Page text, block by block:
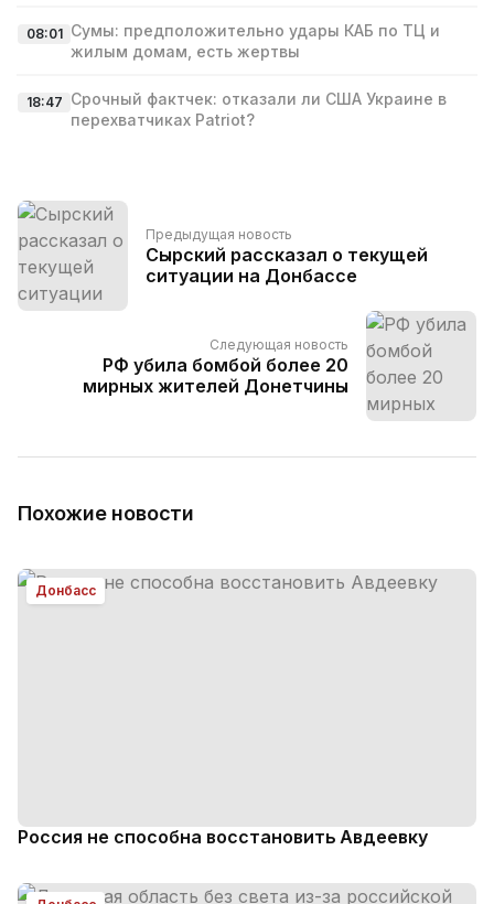
08:01 Сумы: предположительно удары КАБ по ТЦ и
жилым домам, есть жертвы
18:47 Срочный фактчек: отказали ли США Украине в
перехватчиках Patriot?
Предыдущая новость
Сырский рассказал о текущей
ситуации на Донбассе
Следующая новость
РФ убила бомбой более 20
мирных жителей Донетчины
Похожие новости
Донбасс
Россия не способна восстановить Авдеевку